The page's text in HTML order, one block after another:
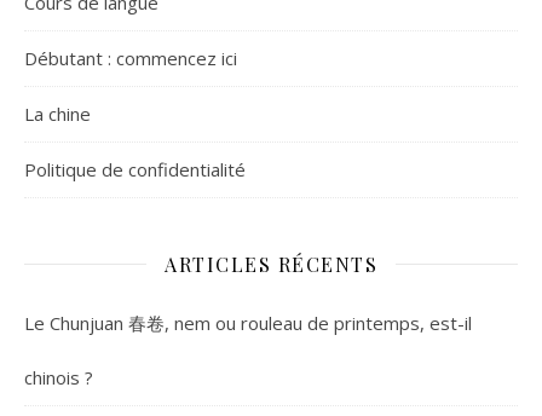
Débutant : commencez ici
La chine
Politique de confidentialité
ARTICLES RÉCENTS
Le Chunjuan 春卷, nem ou rouleau de printemps, est-il
chinois ?